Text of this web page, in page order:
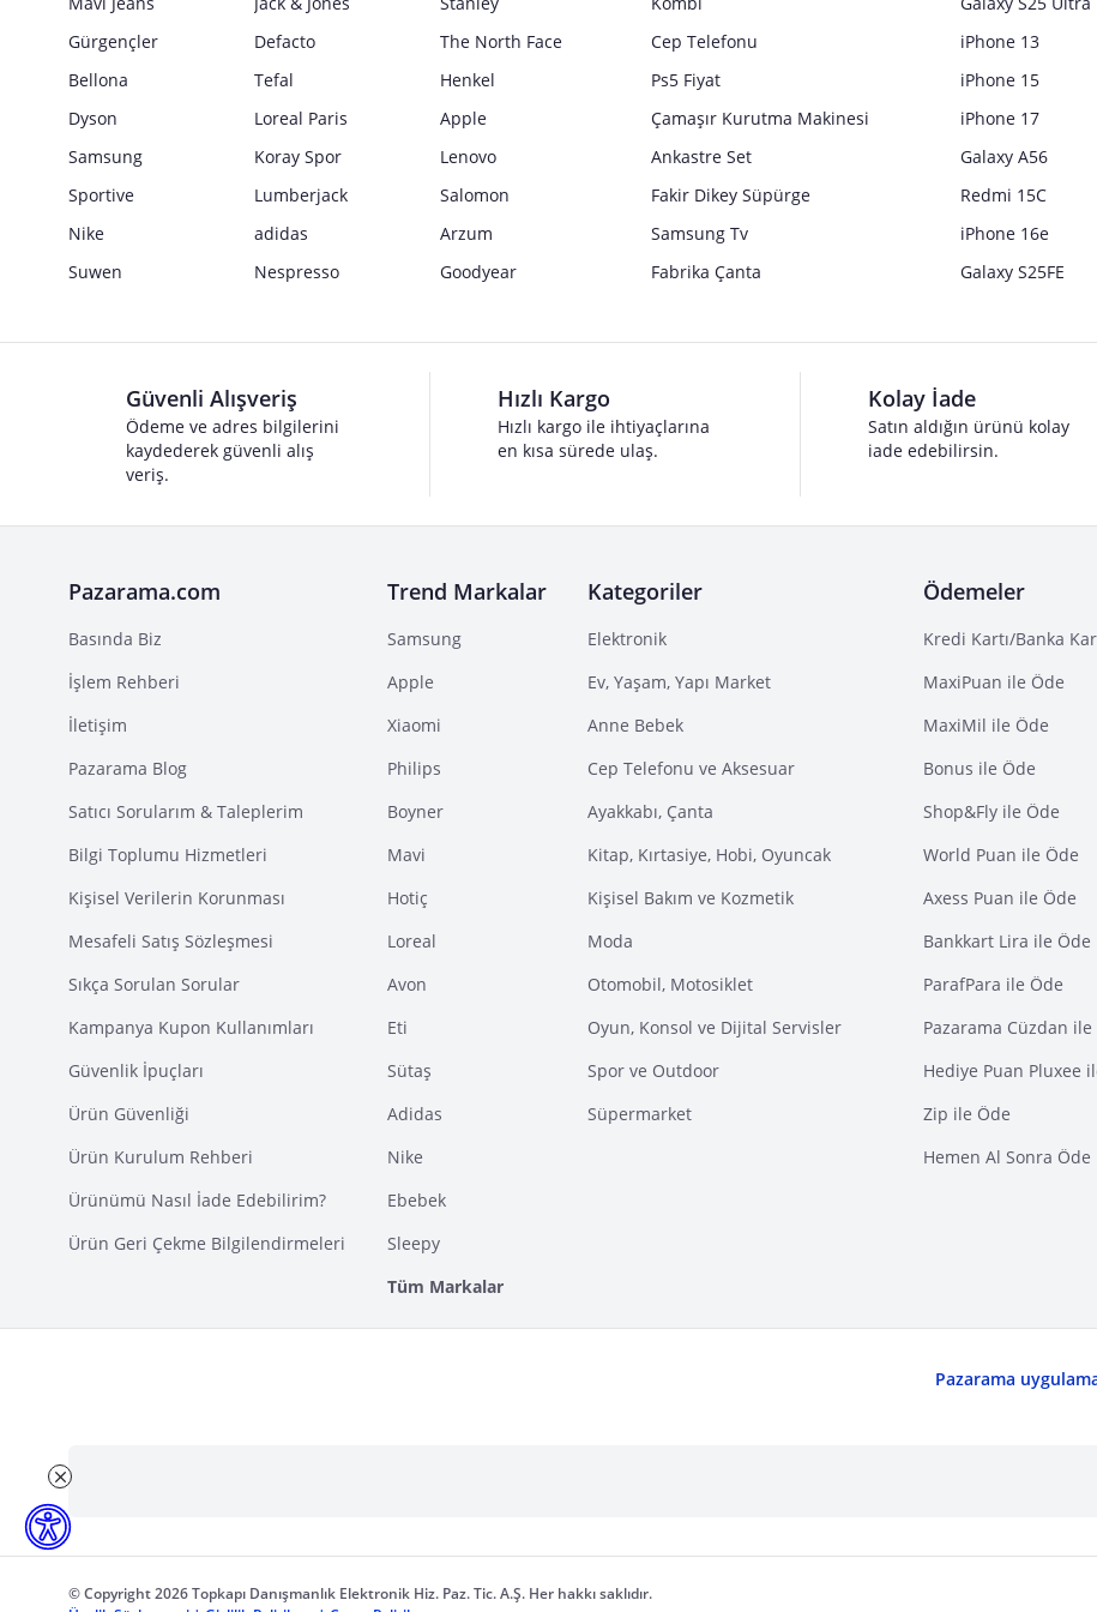
Gürgençler
Defacto
The North Face
Bellona
Tefal
Henkel
Dyson
Loreal Paris
Apple
Samsung
Koray Spor
Lenovo
Sportive
Lumberjack
Salomon
Nike
adidas
Arzum
Suwen
Nespresso Goodyear
Cep Telefonu
Ps5 Fiyat
Çamaşır Kurutma Makinesi
Ankastre Set
Fakir Dikey Süpürge
Samsung Tv
Fabrika Çanta
iPhone 13
iPhone 15
iPhone 17
Galaxy A56
Redmi 15C
iPhone 16e
Galaxy S25FE
Güvenli Alışveriş
Ödeme ve adres bilgilerini
kaydederek güvenli alış
veriş.
Hızlı Kargo
Hızlı kargo ile ihtiyaçlarına
en kısa sürede ulaş.
Kolay İade
Satın aldığın ürünü kolay
iade edebilirsin.
Pazarama.com
Basında Biz
İşlem Rehberi
İletişim
Pazarama Blog
Satıcı Sorularım & Taleplerim
Bilgi Toplumu Hizmetleri
Kişisel Verilerin Korunması
Mesafeli Satış Sözleşmesi
Sıkça Sorulan Sorular
Kampanya Kupon Kullanımları
Güvenlik İpuçları
Ürün Güvenliği
Ürün Kurulum Rehberi
Ürünümü Nasıl İade Edebilirim?
Ürün Geri Çekme Bilgilendirmeleri
Trend Markalar
Samsung
Apple
Xiaomi
Philips
Boyner
Mavi
Hotiç
Loreal
Avon
Eti
Sütaş
Adidas
Nike
Ebebek
Sleepy
Tüm Markalar
Kategoriler
Elektronik
Ev, Yaşam, Yapı Market
Anne Bebek
Cep Telefonu ve Aksesuar
Ayakkabı, Çanta
Kitap, Kırtasiye, Hobi, Oyuncak
Kişisel Bakım ve Kozmetik
Moda
Otomobil, Motosiklet
Oyun, Konsol ve Dijital Servisler
Spor ve Outdoor
Süpermarket
Ödemeler
Kredi Kartı/Banka
MaxiPuan ile Öde
MaxiMil ile Öde
Bonus ile Öde
Shop&Fly ile Öde
World Puan ile Öde
Axess Puan ile Öde
Bankkart Lira ile Öde
ParafPara ile Öde
Pazarama Cüzdan ile
Hediye Puan Pluxee
Zip ile Öde
Hemen Al Sonra Öde
Pazarama
© Copyright 2026 Topkapı Danışmanlık Elektronik Hiz. Paz. Tic. A.Ş. Her hakkı saklıdır.